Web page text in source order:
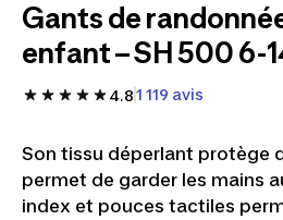
Gants de
enfant – SH 500 6-
4.81 119 avis
Son tissu déperlant protège
permet de garder les mains
index et pouces tactiles